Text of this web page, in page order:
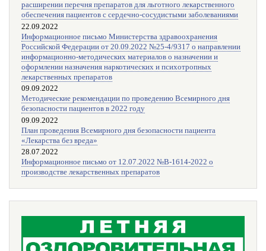
расширении перечня препаратов для льготного лекарственного
обеспечения пациентов с сердечно-сосудистыми заболеваниями
22.09.2022
Информационное письмо Министерства здравоохранения
Российской Федерации от 20.09.2022 №25-4/9317 о направлении
информационно-методических материалов о назначении и
оформлении назначения наркотических и психотропных
лекарственных препаратов
09.09.2022
Методические рекомендации по проведению Всемирного дня
безопасности пациентов в 2022 году
09.09.2022
План проведения Всемирного дня безопасности пациента
«Лекарства без вреда»
28.07.2022
Информационное письмо от 12.07.2022 №В-1614-2022 о
производстве лекарственных препаратов